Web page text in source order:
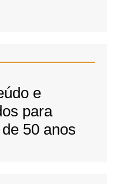
e
para
50 anos